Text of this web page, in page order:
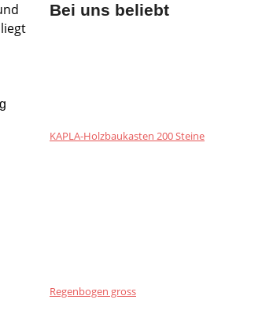
Bei uns beliebt
KAPLA-Holzbaukasten 200 Steine
Regenbogen gross